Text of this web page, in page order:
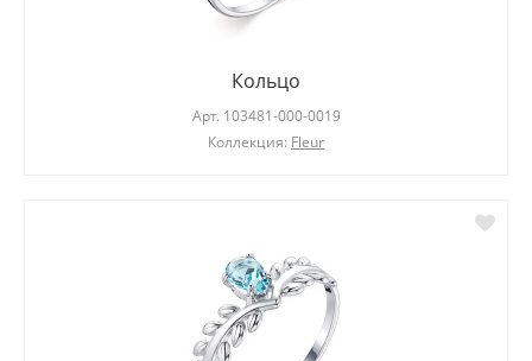
Кольцо
Арт. 103481-000-0019
Коллекция: Fleur